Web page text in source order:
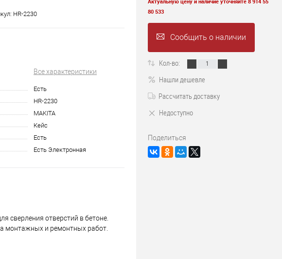
HR-2230
Все характеристики
Есть
HR-2230
MAKITA
Кейс
Есть
Есть Электронная
сверления отверстий в бетоне.
монтажных и ремонтных работ.
80 533
Сообщить о наличии
Кол-во:
Нашли дешевле
Рассчитать доставку
Недоступно
Поделиться